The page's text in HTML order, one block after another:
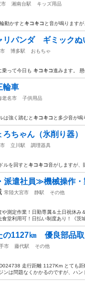
市 湘南台駅
キッズ用品
動かすと キコキコ と音が鳴ります
リパンダ ギミックぬ
博多駅
おもちゃ
乗って今日も キコキコ進みます。
輪車
老名市
子供用品
は強く踏むと キコキコ と多少音が鳴
ろちゃん（氷削り器）
立川駅
調理器具
ルを回すと キコキコ音がしますが、
派遣社員≫機械操作・
常陸大宮市 静駅 その他
や測定作業！日勤専属＆土日祝休
堂利用可！日払い制度あり！《茨
の1127㎞ 優良部
市 藤代駅
その他
走行距離 1127Km とても
ンは問題なくかかるのですが、ハン